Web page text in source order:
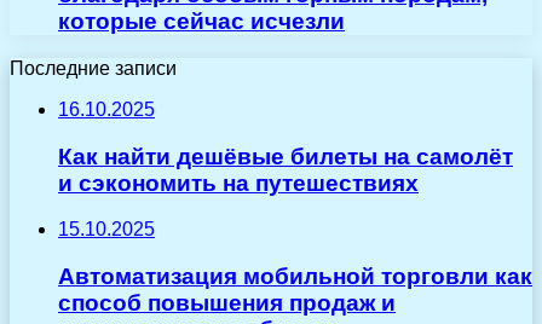
которые сейчас исчезли
Последние записи
16.10.2025
Как найти дешёвые билеты на самолёт
и сэкономить на путешествиях
15.10.2025
Автоматизация мобильной торговли как
способ повышения продаж и